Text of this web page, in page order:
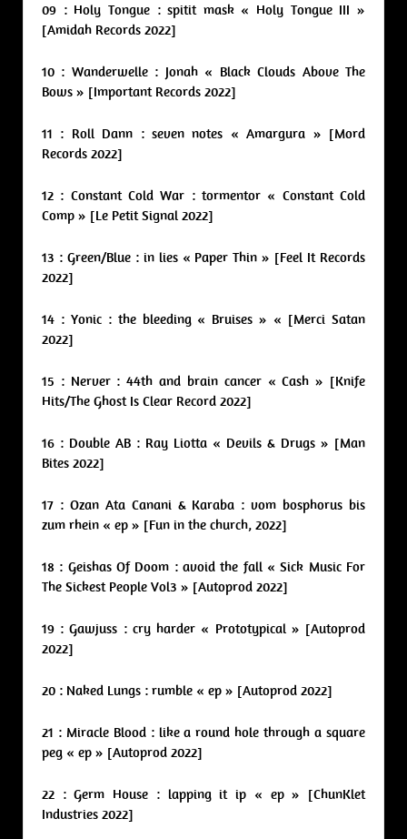
09 : Holy Tongue : spitit mask « Holy Tongue III »
[Amidah Records 2022]
10 : Wanderwelle : Jonah « Black Clouds Above The
Bows » [Important Records 2022]
11 : Roll Dann : seven notes « Amargura » [Mord
Records 2022]
12 : Constant Cold War : tormentor « Constant Cold
Comp » [Le Petit Signal 2022]
13 : Green/Blue : in lies « Paper Thin » [Feel It Records
2022]
14 : Yonic : the bleeding « Bruises » « [Merci Satan
2022]
15 : Nerver : 44th and brain cancer « Cash » [Knife
Hits/The Ghost Is Clear Record 2022]
16 : Double AB : Ray Liotta « Devils & Drugs » [Man
Bites 2022]
17 : Ozan Ata Canani & Karaba : vom bosphorus bis
zum rhein « ep » [Fun in the church, 2022]
18 : Geishas Of Doom : avoid the fall « Sick Music For
The Sickest People Vol3 » [Autoprod 2022]
19 : Gawjuss : cry harder « Prototypical » [Autoprod
2022]
20 : Naked Lungs : rumble « ep » [Autoprod 2022]
21 : Miracle Blood : like a round hole through a square
peg « ep » [Autoprod 2022]
22 : Germ House : lapping it ip « ep » [ChunKlet
Industries 2022]